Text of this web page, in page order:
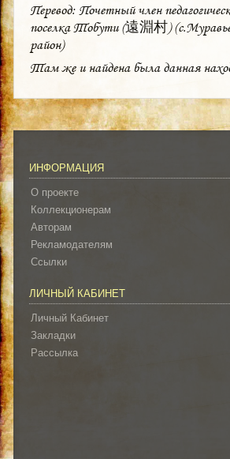
Перевод: Почетный член
поселка Тобути (遠淵村)
район)
Там же и найдена была данная
ИНФОРМАЦИЯ
О проекте
Коллекционерам
Авторам
Рекламодателям
Ссылки
ЛИЧНЫЙ КАБИНЕТ
Личный Кабинет
Закладки
Рассылка